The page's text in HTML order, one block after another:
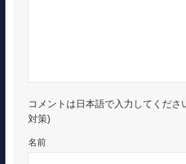
コメントは日本語で入力してくださ
対策)
名前